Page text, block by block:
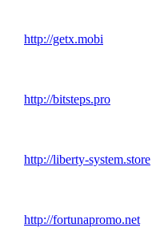
http://getx.mobi
http://bitsteps.pro
http://liberty-system.store
http://fortunapromo.net